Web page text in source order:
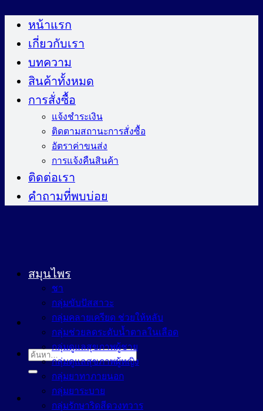
ไป
หน้าแรก
เกี่ยวกับเรา
บทความ
สินค้าทั้งหมด
การสั่งซื้อ
แจ้งชำระเงิน
ติดตามสถานะการสั่งซื้อ
อัตราค่าขนส่ง
การแจ้งคืนสินค้า
ติดต่อเรา
คำถามที่พบบ่อย
ค้นหา:
สมุนไพร
ชา
กลุ่มขับปัสสาวะ
กลุ่มคลายเครียด ช่วยให้หลับ
กลุ่มช่วยลดระดับน้ำตาลในเลือด
กลุ่มดูแลสุขภาพผู้ชาย
กลุ่มดูแลสุขภาพผู้หญิง
กลุ่มยาทาภายนอก
กลุ่มยาระบาย
กลุ่มรักษาริดสีดวงทวาร